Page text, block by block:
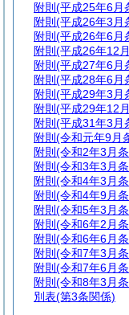
附則 (平成25年6月
附則 (平成26年3月
附則 (平成26年6月
附則 (平成26年12
附則 (平成27年6月
附則 (平成28年6月
附則 (平成29年3月
附則 (平成29年12
附則 (平成31年3月
附則 (令和元年9月
附則 (令和2年3月
附則 (令和3年3月
附則 (令和4年3月
附則 (令和4年9月
附則 (令和5年3月
附則 (令和6年2月
附則 (令和6年6月
附則 (令和7年3月
附則 (令和7年6月
附則 (令和8年3月
別表(第3条関係)